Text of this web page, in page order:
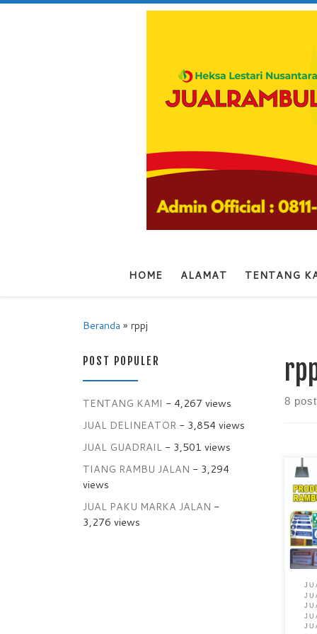
HOME ALAMAT TENTANG
Beranda » rppj
8
POST POPULER
TENTANG KAMI - 4,267 views
JUAL DELINEATOR - 3,854 views
JUAL GUADRAIL - 3,501 views
TIANG RAMBU JALAN - 3,294
views
JUAL PAKU MARKA JALAN -
3,276 views